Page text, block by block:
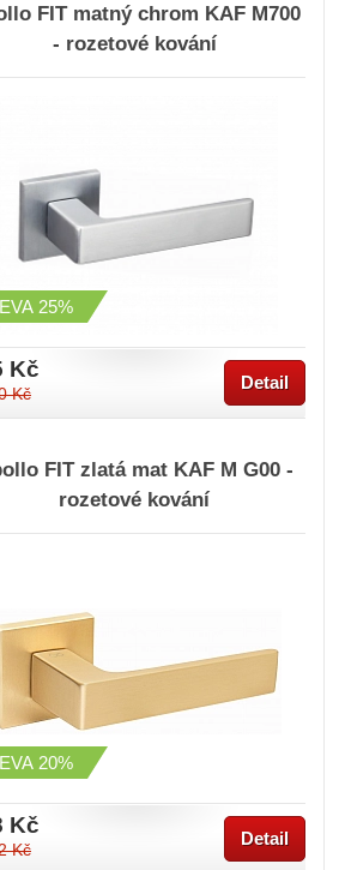
FIT matný chrom KAF M700
- rozetové kování
25%
Kč
Kč
Detail
FIT zlatá mat KAF M G00 -
rozetové kování
20%
Kč
Kč
Detail